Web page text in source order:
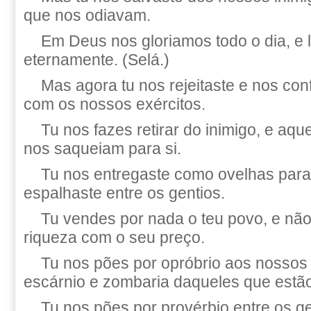
que nos odiavam.
Em Deus nos gloriamos todo o dia, e
eternamente. (Selá.)
Mas agora tu nos rejeitaste e nos
com os nossos exércitos.
Tu nos fazes retirar do inimigo, e
nos saqueiam para si.
Tu nos entregaste como ovelhas
espalhaste entre os gentios.
Tu vendes por nada o teu povo, e
riqueza com o seu preço.
Tu nos pões por opróbrio aos
escárnio e zombaria daqueles que